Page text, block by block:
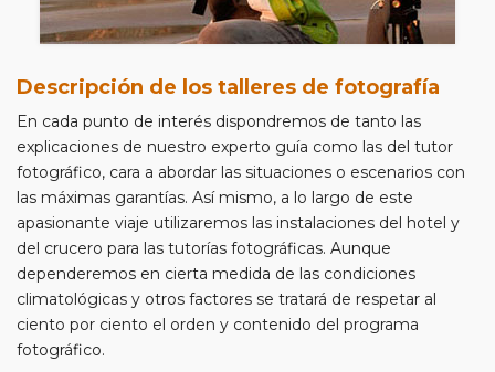
Descripción de los talleres de fotografía
En cada punto de interés dispondremos de tanto las
explicaciones de nuestro experto guía como las del tutor
fotográfico, cara a abordar las situaciones o escenarios con
las máximas garantías. Así mismo, a lo largo de este
apasionante viaje utilizaremos las instalaciones del hotel y
del crucero para las tutorías fotográficas. Aunque
dependeremos en cierta medida de las condiciones
climatológicas y otros factores se tratará de respetar al
ciento por ciento el orden y contenido del programa
fotográfico.